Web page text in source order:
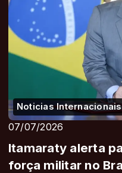
Noticias Internacionais
07/07/2026
Itamaraty alerta
força militar no